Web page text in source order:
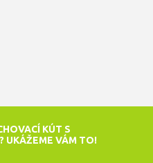
KÚT S
UKÁŽEME VÁM TO!